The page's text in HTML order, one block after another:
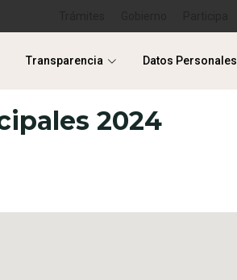
Transparencia Datos Personales
2024